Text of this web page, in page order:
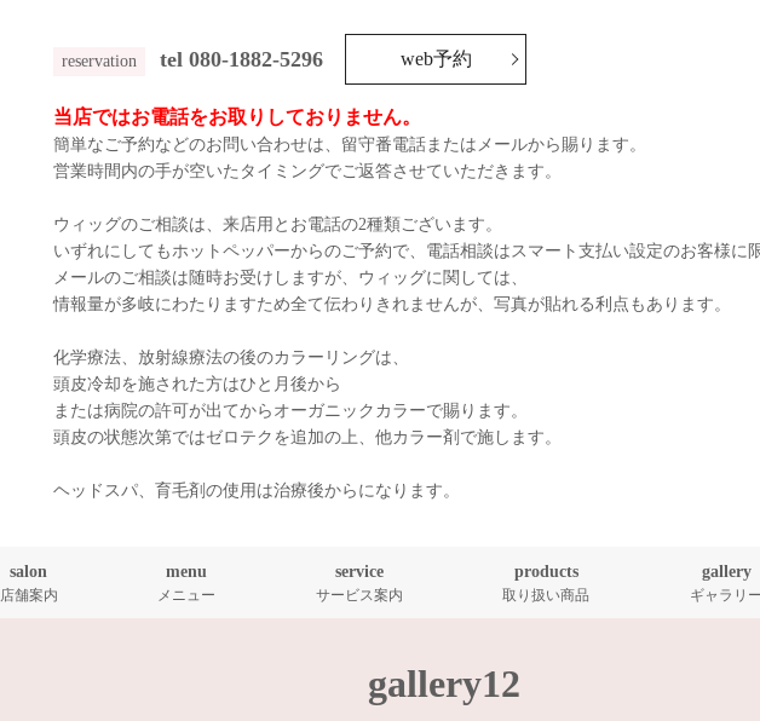
reservation tel 080-1882-5296 web予約
当店ではお電話をお取りしておりません。
簡単なご予約などのお問い合わせは、 留守番電話またはメールから賜ります。
営業時間内の手が空いたタイミングでご返答させていただきます。
ウィッグのご相談は、来店用とお電話の2種類ございます。
いずれにしてもホットペッパーからのご予約で、 電話相談はスマート支払い設定のお客様に
メールのご相談は随時お受けしますが、ウィッグに関しては、
情報量が多岐にわたりますため全て伝わりきれませんが、 写真が貼れる利点もあります。
化学療法、放射線療法の後のカラーリングは、
頭皮冷却を施された方はひと月後から
または病院の許可が出てからオーガニックカラーで賜ります。
頭皮の状態次第ではゼロテクを追加の上、他カラー剤で施します。
ヘッドスパ、育毛剤の使用は治療後からになります。
salon
店舗案内
menu
メニュー
service
サービス案内
products
取り扱い商品
gallery
ギャラリー
gallery12